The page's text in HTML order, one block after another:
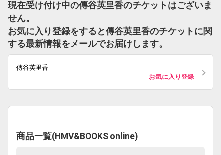
現在受け付け中の傳谷英里香のチケットはございま
せん。
お気に入り登録をすると傳谷英里香のチケットに関
する最新情報をメールでお届けします。
傳谷英里香
お気に入り登録
商品一覧(HMV&BOOKS online)